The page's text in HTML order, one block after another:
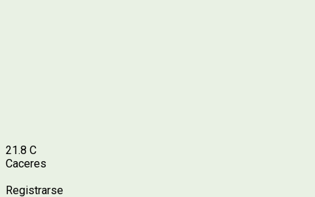
21.8 C
Caceres
Registrarse